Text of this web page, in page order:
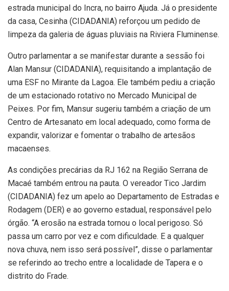
estrada municipal do Incra, no bairro Ajuda. Já o presidente
da casa, Cesinha (CIDADANIA) reforçou um pedido de
limpeza da galeria de águas pluviais na Riviera Fluminense.
Outro parlamentar a se manifestar durante a sessão foi
Alan Mansur (CIDADANIA), requisitando a implantação de
uma ESF no Mirante da Lagoa. Ele também pediu a criação
de um estacionado rotativo no Mercado Municipal de
Peixes. Por fim, Mansur sugeriu também a criação de um
Centro de Artesanato em local adequado, como forma de
expandir, valorizar e fomentar o trabalho de artesãos
macaenses.
As condições precárias da RJ 162 na Região Serrana de
Macaé também entrou na pauta. O vereador Tico Jardim
(CIDADANIA) fez um apelo ao Departamento de Estradas e
Rodagem (DER) e ao governo estadual, responsável pelo
órgão. “A erosão na estrada tornou o local perigoso. Só
passa um carro por vez e com dificuldade. E a qualquer
nova chuva, nem isso será possível”, disse o parlamentar
se referindo ao trecho entre a localidade de Tapera e o
distrito do Frade.